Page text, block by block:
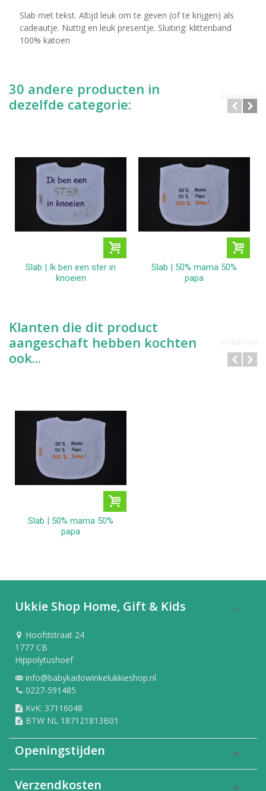
Slab met tekst. Altijd leuk om te geven (of te krijgen) als
cadeautje. Nuttig en leuk presentje. Sluiting: klittenband
100% katoen
30 andere producten in
dezelfde categorie:
Slab | Ik ben een ster in
knoeien
Slab | 50% mama 50%
papa
Klanten die dit product
aangeschaft hebben kochten
ook...
Slab | 50% mama 50%
papa
Ukkie Shop Home, Gift & Kids
Hoofdstraat 24
1777 CB
Hippolytushoef
info@babykadowinkelukkieshop.nl
0227-591485
KvK: 37116048
BTW NL 187121813B01
Openingstijden
Verzendkosten